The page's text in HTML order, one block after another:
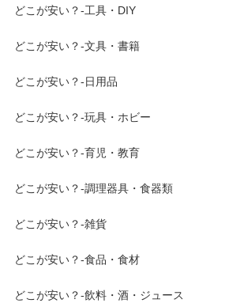
どこが安い？-工具・DIY
どこが安い？-文具・書籍
どこが安い？-日用品
どこが安い？-玩具・ホビー
どこが安い？-育児・教育
どこが安い？-調理器具・食器類
どこが安い？-雑貨
どこが安い？-食品・食材
どこが安い？-飲料・酒・ジュース